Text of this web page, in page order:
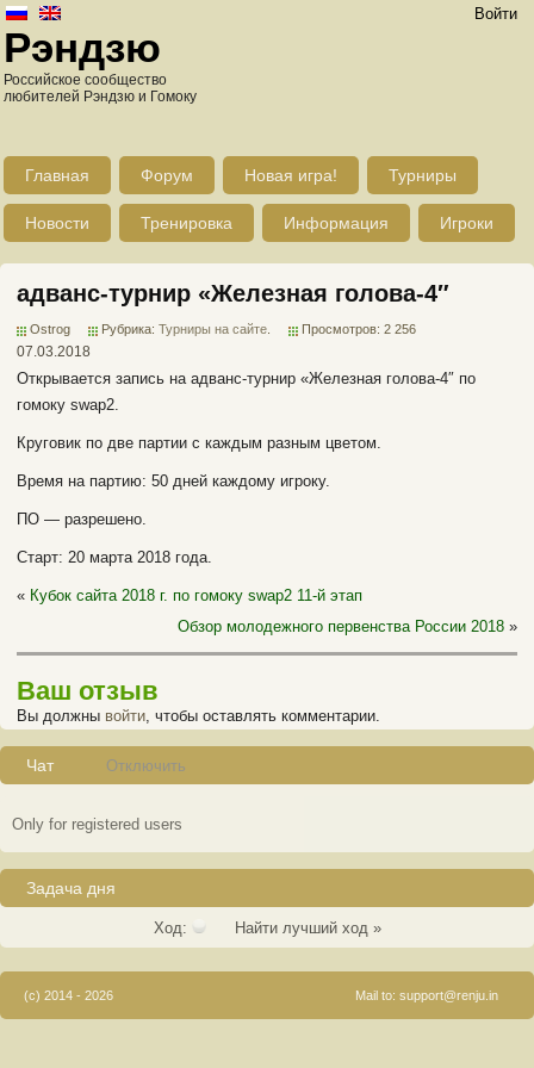
Войти
Рэндзю
Российское сообщество
любителей Рэндзю и Гомоку
Главная Форум Новая игра! Турниры
Новости Тренировка Информация Игроки
адванс-турнир «Железная голова-4″
Ostrog Рубрика: Турниры на сайте Просмотров: 2 256
07.03.2018
Открывается запись на адванс-турнир «Железная голова-4″ по
гомоку swap2.
Круговик по две партии с каждым разным цветом.
Время на партию: 50 дней каждому игроку.
ПО — разрешено.
Старт: 20 марта 2018 года.
« Кубок сайта 2018 г. по гомоку swap2 11-й этап
Обзор молодежного первенства России 2018 »
Ваш отзыв
Вы должны войти, чтобы оставлять комментарии.
Чат Отключить
Only for registered users
Задача дня
Ход: Найти лучший ход »
(c) 2014 - 2026 Mail to: support@renju.in